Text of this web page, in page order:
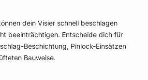
dein Visier schnell beschlagen
beeinträchtigen. Entscheide dich für
Beschichtung, Pinlock-Einsätzen
Bauweise.